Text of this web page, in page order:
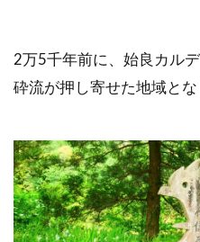
2万5千年前に、始良カル
砕流が押し寄せた地域とな